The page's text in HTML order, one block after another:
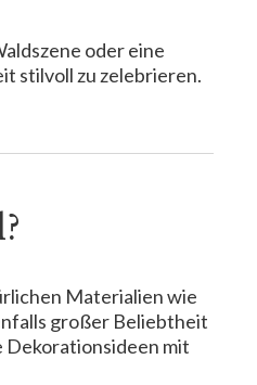
oder eine
stilvoll zu zelebrieren.
Materialien wie
großer Beliebtheit
Dekorationsideen mit